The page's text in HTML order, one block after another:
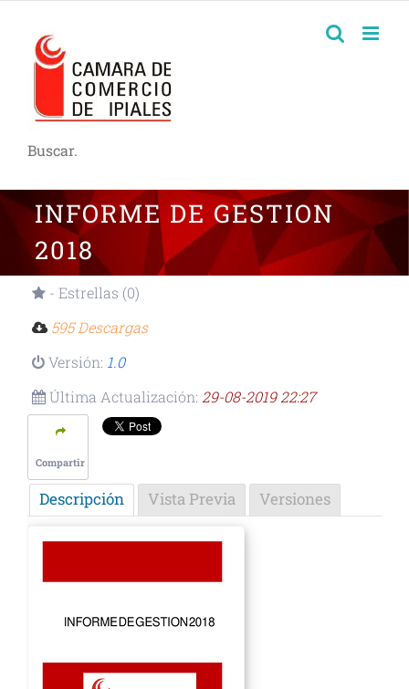
Buscar.
INFORME DE GESTION
2018
- Estrellas (0)
595 Descargas
Versión: 1.0
Última Actualización: 29-08-2019 22:27
Compartir
Descripción Vista Previa Versiones